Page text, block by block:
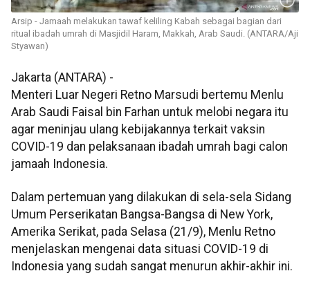
Arsip - Jamaah melakukan tawaf keliling Kabah sebagai bagian dari
ritual ibadah umrah di Masjidil Haram, Makkah, Arab Saudi. (ANTARA/Aji
Styawan)
Jakarta (ANTARA) -
Menteri Luar Negeri Retno Marsudi bertemu Menlu
Arab Saudi Faisal bin Farhan untuk melobi negara itu
agar meninjau ulang kebijakannya terkait vaksin
COVID-19 dan pelaksanaan ibadah umrah bagi calon
jamaah Indonesia.
Dalam pertemuan yang dilakukan di sela-sela Sidang
Umum Perserikatan Bangsa-Bangsa di New York,
Amerika Serikat, pada Selasa (21/9), Menlu Retno
menjelaskan mengenai data situasi COVID-19 di
Indonesia yang sudah sangat menurun akhir-akhir ini.